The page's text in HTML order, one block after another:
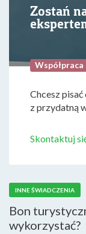
Zostań
Współpraca
Chcesz
z przydatną
Skontaktuj
INNE ŚWIADCZENIA
Bon
wykorzystać?